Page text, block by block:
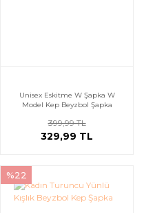
Unisex Eskitme W Şapka W
Model Kep Beyzbol Şapka
399,99 TL
329,99 TL
%22